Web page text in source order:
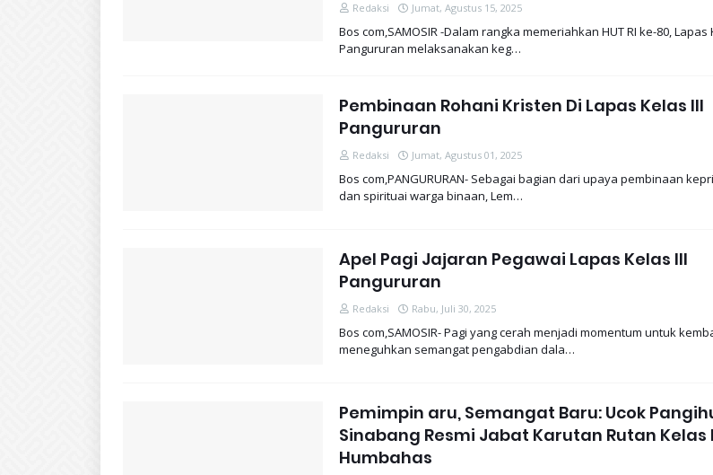
Redaksi Jumat, Agustus 15, 2025
Bos com,SAMOSIR -Dalam rangka memeriahkan HUT RI ke-80, Lapas
Pangururan melaksanakan keg…
Pembinaan Rohani Kristen Di Lapas Kelas III
Pangururan
Redaksi Jumat, Agustus 01, 2025
Bos com,PANGURURAN- Sebagai bagian dari upaya pembinaan
dan spirituai warga binaan, Lem…
Apel Pagi Jajaran Pegawai Lapas Kelas IIl
Pangururan
Redaksi Rabu, Juli 30, 2025
Bos com,SAMOSIR- Pagi yang cerah menjadi momentum untuk
meneguhkan semangat pengabdian dala…
Pemimpin aru, Semangat Baru: Ucok
Sinabang Resmi Jabat Karutan Rutan Kelas
Humbahas